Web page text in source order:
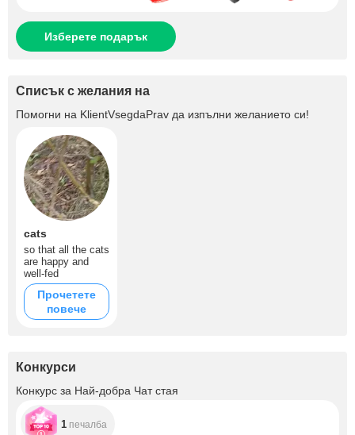
Изберете подарък
Списък с желания на
Помогни на KlientVsegdaPrav да изпълни желанието си!
cats
so that all the cats
are happy and
well-fed
Прочетете
повече
Конкурси
Конкурс за Най-добра Чат стая
1 печалба